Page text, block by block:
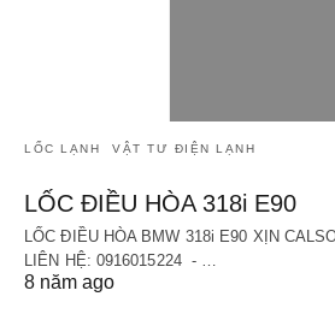
LỐC LẠNH VẬT TƯ ĐIỆN LẠNH
LỐC ĐIỀU HÒA 318i E90
LỐC ĐIỀU HÒA BMW 318i E90 XỊN
LIÊN HỆ: 0916015224 - …
8 năm ago